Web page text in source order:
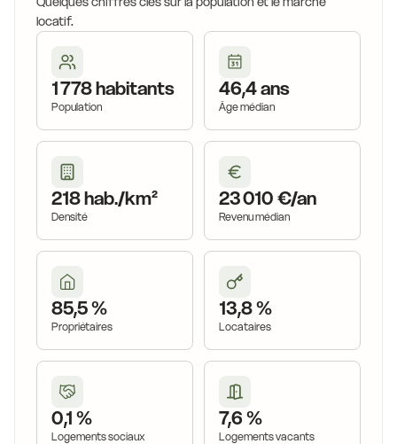
locatif.
1 778 habitants
Population
46,4 ans
Âge médian
218 hab./km²
Densité
23 010 €/an
Revenu médian
85,5 %
Propriétaires
13,8 %
Locataires
0,1 %
Logements sociaux
7,6 %
Logements vacants